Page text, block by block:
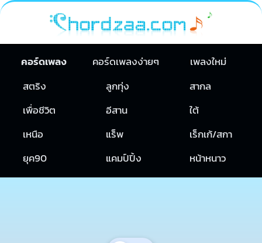
คอร์ดเพลง คอร์ดเพลงง่ายๆ
เพลงใหม่
สตริง
ลูกทุ่ง
สากล
เพื่อชีวิต
อีสาน
ใต้
เหนือ
แร็พ
เร็กเก้/สกา
ยุค90
แคมป์ปิ้ง หน้าหนาว